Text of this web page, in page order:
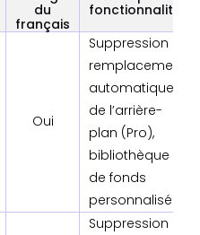
du
français
fonctionnalités
Oui
Suppression et
remplacement
automatique
de l’arrière-
plan (Pro),
bibliothèque
de fonds
personnalisés
Suppression